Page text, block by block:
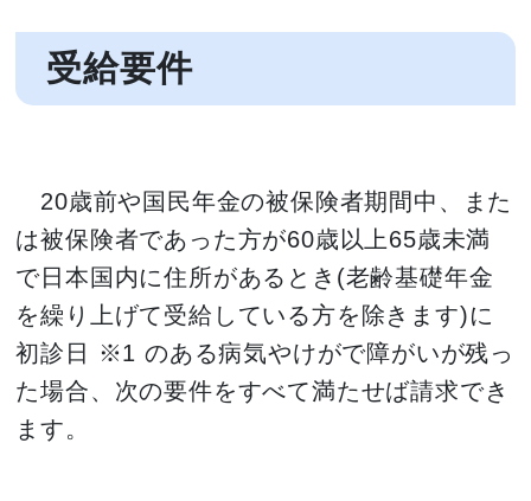
受給要件
20歳前や国民年金の被保険者期間中、また
は被保険者であった方が60歳以上65歳未満
で日本国内に住所があるとき(老齢基礎年金
を繰り上げて受給している方を除きます)に
初診日 ※1 のある病気やけがで障がいが残っ
た場合、次の要件をすべて満たせば請求でき
ます。